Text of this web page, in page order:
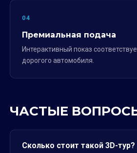
04
Премиальная подача
Интерактивный показ
дорогого автомобиля.
ЧАСТЫЕ
Сколько стоит такой 3D-тур?